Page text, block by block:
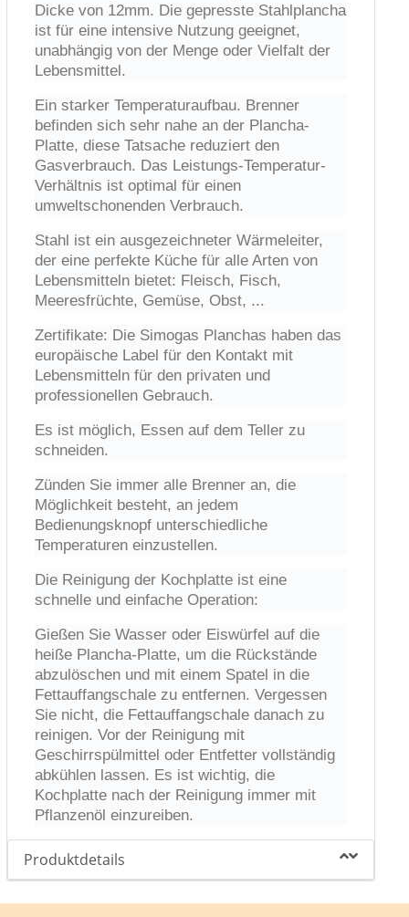
Dicke von 12mm. Die gepresste Stahlplancha
ist für eine intensive Nutzung geeignet,
unabhängig von der Menge oder Vielfalt der
Lebensmittel.
Ein starker Temperaturaufbau. Brenner
befinden sich sehr nahe an der Plancha-
Platte, diese Tatsache reduziert den
Gasverbrauch. Das Leistungs-Temperatur-
Verhältnis ist optimal für einen
umweltschonenden Verbrauch.
Stahl ist ein ausgezeichneter Wärmeleiter,
der eine perfekte Küche für alle Arten von
Lebensmitteln bietet: Fleisch, Fisch,
Meeresfrüchte, Gemüse, Obst, ...
Zertifikate: Die Simogas Planchas haben das
europäische Label für den Kontakt mit
Lebensmitteln für den privaten und
professionellen Gebrauch.
Es ist möglich, Essen auf dem Teller zu
schneiden.
Zünden Sie immer alle Brenner an, die
Möglichkeit besteht, an jedem
Bedienungsknopf unterschiedliche
Temperaturen einzustellen.
Die Reinigung der Kochplatte ist eine
schnelle und einfache Operation:
Gießen Sie Wasser oder Eiswürfel auf die
heiße Plancha-Platte, um die Rückstände
abzulöschen und mit einem Spatel in die
Fettauffangschale zu entfernen. Vergessen
Sie nicht, die Fettauffangschale danach zu
reinigen. Vor der Reinigung mit
Geschirrspülmittel oder Entfetter vollständig
abkühlen lassen. Es ist wichtig, die
Kochplatte nach der Reinigung immer mit
Pflanzenöl einzureiben.
Produktdetails